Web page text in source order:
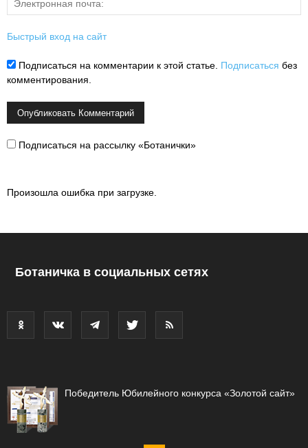
Быстрый вход на сайт
Подписаться на комментарии к этой статье. Подписаться без
комментирования.
Подписаться на рассылку «Ботанички»
Произошла ошибка при загрузке.
Ботаничка в социальных сетях
Победитель Юбилейного конкурса «Золотой сайт»